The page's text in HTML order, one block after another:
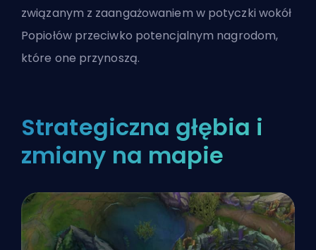
związanym z zaangażowaniem w potyczki wokół
Popiołów przeciwko potencjalnym nagrodom,
które one przynoszą.
Strategiczna głębia i
zmiany na mapie